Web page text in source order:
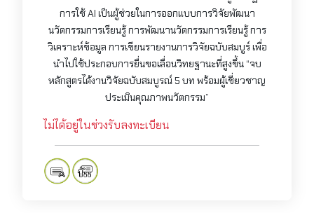
การใช้ AI เป็นผู้ช่วยในการออกแบบการวิจัยพัฒนา
นวัตกรรมการเรียนรู้ การพัฒนานวัตกรรมการเรียนรู้ การ
วิเคราะห์ข้อมูล การเขียนรายงานการวิจัยฉบับสมบูร์ เพื่อ
นำไปใช้ประกอบการยื่นขอเลื่อนวิทยฐานะที่สูงขึ้น “จบ
หลักสูตรได้งานวิจัยฉบับสมบูรณ์ 5 บท พร้อมผู้เชี่ยวชาญ
ประเมินคุณภาพนวัตกรรม”
ไม่ได้อยู่ในช่วงรับลงทะเบียน